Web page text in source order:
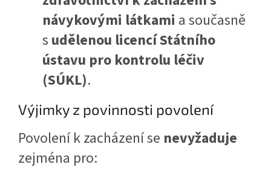
návykovými látkami a současně
s udělenou licencí Státního
ústavu pro kontrolu léčiv
(SÚKL).
Výjimky z povinnosti povolení
Povolení k zacházení se nevyžaduje
zejména pro: